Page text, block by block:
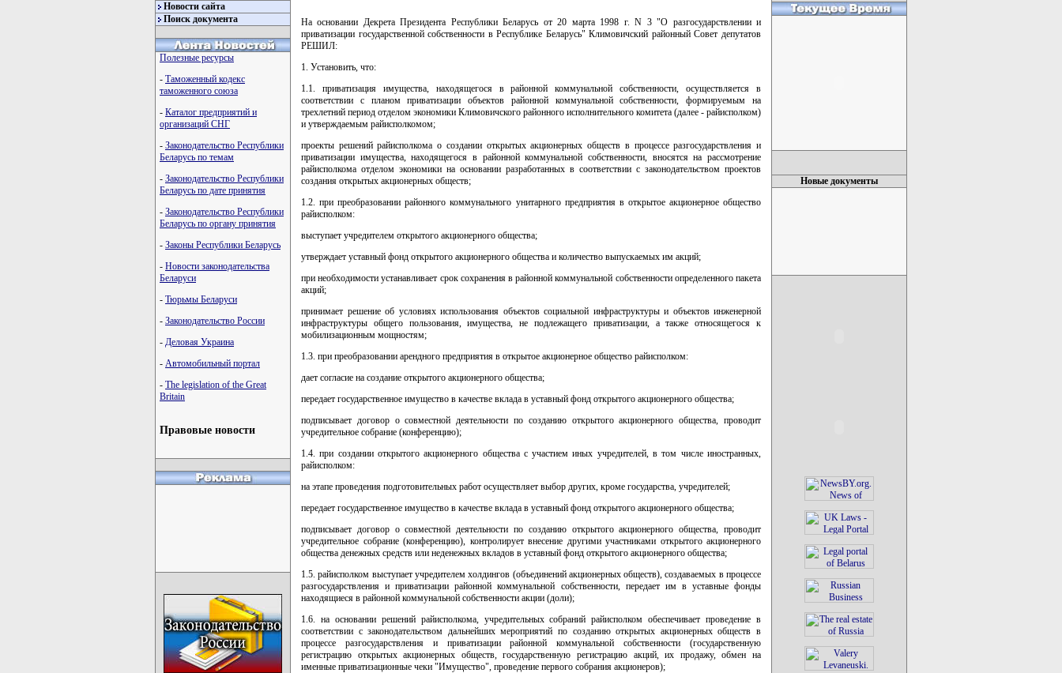
Новости сайта
Поиск документа
Полезные ресурсы
- Таможенный кодекс
таможенного союза
- Каталог предприятий и
организаций СНГ
- Законодательство Республики
Беларусь по темам
- Законодательство Республики
Беларусь по дате принятия
- Законодательство Республики
Беларусь по органу принятия
- Законы Республики Беларусь
- Новости законодательства
Беларуси
- Тюрьмы Беларуси
- Законодательство России
- Деловая Украина
- Автомобильный портал
- The legislation of the Great
Britain
Правовые новости
На основании Декрета Президента Республики Беларусь от 20 марта 1998 г. N 3 "О разгосударствлении и
приватизации государственной собственности в Республике Беларусь" Климовичский районный Совет депутатов
РЕШИЛ:
1. Установить, что:
1.1. приватизация имущества, находящегося в районной коммунальной собственности, осуществляется в
соответствии с планом приватизации объектов районной коммунальной собственности, формируемым на
трехлетний период отделом экономики Климовичского районного исполнительного комитета (далее - райисполком)
и утверждаемым райисполкомом;
проекты решений райисполкома о создании открытых акционерных обществ в процессе разгосударствления и
приватизации имущества, находящегося в районной коммунальной собственности, вносятся на рассмотрение
райисполкома отделом экономики на основании разработанных в соответствии с законодательством проектов
создания открытых акционерных обществ;
1.2. при преобразовании районного коммунального унитарного предприятия в открытое акционерное общество
райисполком:
выступает учредителем открытого акционерного общества;
утверждает уставный фонд открытого акционерного общества и количество выпускаемых им акций;
при необходимости устанавливает срок сохранения в районной коммунальной собственности определенного пакета
акций;
принимает решение об условиях использования объектов социальной инфраструктуры и объектов инженерной
инфраструктуры общего пользования, имущества, не подлежащего приватизации, а также относящегося к
мобилизационным мощностям;
1.3. при преобразовании арендного предприятия в открытое акционерное общество райисполком:
дает согласие на создание открытого акционерного общества;
передает государственное имущество в качестве вклада в уставный фонд открытого акционерного общества;
подписывает договор о совместной деятельности по созданию открытого акционерного общества, проводит
учредительное собрание (конференцию);
1.4. при создании открытого акционерного общества с участием иных учредителей, в том числе иностранных,
райисполком:
на этапе проведения подготовительных работ осуществляет выбор других, кроме государства, учредителей;
передает государственное имущество в качестве вклада в уставный фонд открытого акционерного общества;
подписывает договор о совместной деятельности по созданию открытого акционерного общества, проводит
учредительное собрание (конференцию), контролирует внесение другими участниками открытого акционерного
общества денежных средств или неденежных вкладов в уставный фонд открытого акционерного общества;
1.5. райисполком выступает учредителем холдингов (объединений акционерных обществ), создаваемых в процессе
разгосударствления и приватизации районной коммунальной собственности, передает им в уставные фонды
находящиеся в районной коммунальной собственности акции (доли);
1.6. на основании решений райисполкома, учредительных собраний райисполком обеспечивает проведение в
соответствии с законодательством дальнейших мероприятий по созданию открытых акционерных обществ в
процессе разгосударствления и приватизации районной коммунальной собственности (государственную
регистрацию открытых акционерных обществ, государственную регистрацию акций, их продажу, обмен на
именные приватизационные чеки "Имущество", проведение первого собрания акционеров);
Новые документы